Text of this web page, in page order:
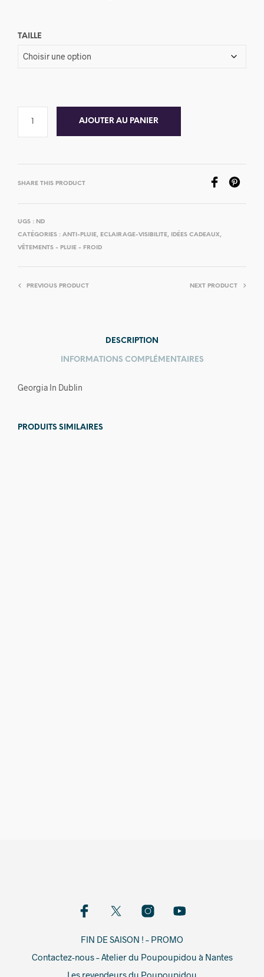
TAILLE
AJOUTER AU PANIER
SHARE THIS PRODUCT
UGS : ND
CATÉGORIES : ANTI-PLUIE, ECLAIRAGE-VISIBILITE, IDÉES CADEAUX,
VÊTEMENTS - PLUIE - FROID
PREVIOUS PRODUCT NEXT PRODUCT
DESCRIPTION
INFORMATIONS COMPLÉMENTAIRES
Georgia In Dublin
PRODUITS SIMILAIRES
FIN DE SAISON ! – PROMO
Contactez-nous – Atelier du Poupoupidou à Nantes
Les revendeurs du Poupoupidou